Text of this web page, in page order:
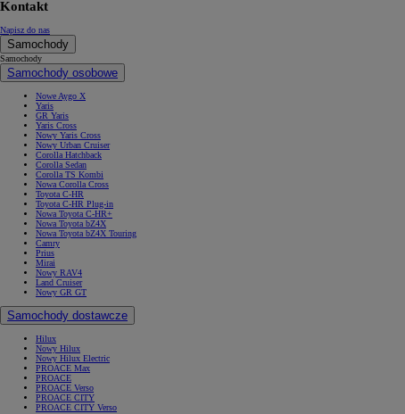
Kontakt
Napisz do nas
Samochody
Samochody
Samochody osobowe
Nowe Aygo X
Yaris
GR Yaris
Yaris Cross
Nowy Yaris Cross
Nowy Urban Cruiser
Corolla Hatchback
Corolla Sedan
Corolla TS Kombi
Nowa Corolla Cross
Toyota C-HR
Toyota C-HR Plug-in
Nowa Toyota C-HR+
Nowa Toyota bZ4X
Nowa Toyota bZ4X Touring
Camry
Prius
Mirai
Nowy RAV4
Land Cruiser
Nowy GR GT
Samochody dostawcze
Hilux
Nowy Hilux
Nowy Hilux Electric
PROACE Max
PROACE
PROACE Verso
PROACE CITY
PROACE CITY Verso